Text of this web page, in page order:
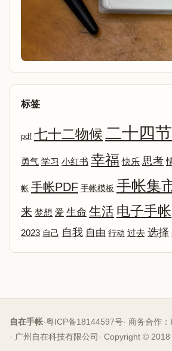
标签
pdf 七十二物候二十四
勇气 学习 小红书 幸福 快乐 思考
帐 手帐PDF 手帐模板 手帐集
来 梦想 爱 生命 生活 电子手帐
2023 自己 自我 自由 行动 过去 选择
自在手帐·粤ICP备18144597号· 商务合作：
· 广州自在科技有限公司 · Copyright ©